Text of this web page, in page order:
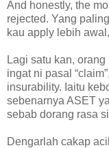
And honestly, the
rejected. Yang
kau apply lebih
Lagi satu kan,
ingat ni pasal
insurability. Iaitu
sebenarnya ASET
sebab dorang rasa
Dengarlah cakap